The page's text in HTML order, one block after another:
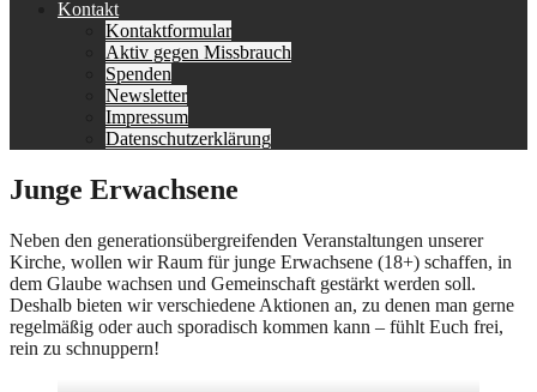
Kontakt
Kontaktformular
Aktiv gegen Missbrauch
Spenden
Newsletter
Impressum
Datenschutzerklärung
Junge Erwachsene
Neben den generationsübergreifenden Veranstaltungen unserer
Kirche, wollen wir Raum für junge Erwachsene (18+) schaffen, in
dem Glaube wachsen und Gemeinschaft gestärkt werden soll.
Deshalb bieten wir verschiedene Aktionen an, zu denen man gerne
regelmäßig oder auch sporadisch kommen kann – fühlt Euch frei,
rein zu schnuppern!